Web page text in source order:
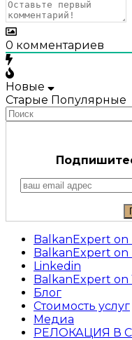
0 комментариев
Новые
Старые Популярные
BalkanExpert on
BalkanExpert on
Linkedin
BalkanExpert on
Блог
Стоимость услуг
Медиа
РЕЛОКАЦИЯ В